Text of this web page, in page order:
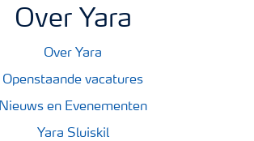
Over Yara
Over Yara
Openstaande vacatures
Nieuws en Evenementen
Yara Sluiskil